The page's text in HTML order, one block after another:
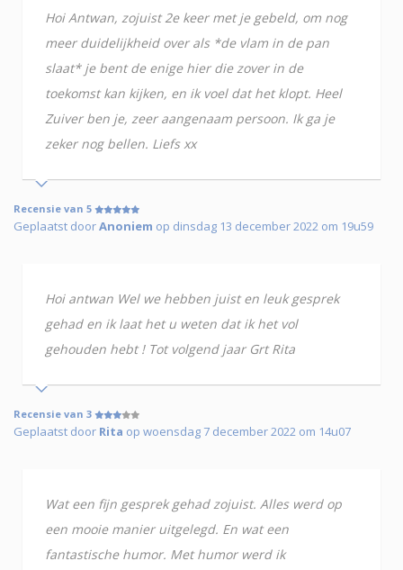
Hoi Antwan, zojuist 2e keer met je gebeld, om nog
meer duidelijkheid over als *de vlam in de pan
slaat* je bent de enige hier die zover in de
toekomst kan kijken, en ik voel dat het klopt. Heel
Zuiver ben je, zeer aangenaam persoon. Ik ga je
zeker nog bellen. Liefs xx
Recensie van 5
Geplaatst doorAnoniem op dinsdag 13 december 2022 om 19u59
Hoi antwan Wel we hebben juist en leuk gesprek
gehad en ik laat het u weten dat ik het vol
gehouden hebt ! Tot volgend jaar Grt Rita
Recensie van 3
Geplaatst door Rita op woensdag 7 december 2022 om 14u07
Wat een fijn gesprek gehad zojuist. Alles werd op
een mooie manier uitgelegd. En wat een
fantastische humor. Met humor werd ik